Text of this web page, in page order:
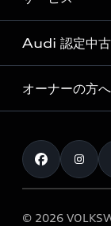
見積もり依頼
試乗予約
e-tronラインア
価格シミュレー
車両比較
カタログ一覧
純正アクセサリー
オンラインショッ
Audi collection
アウディナビア
サービス入庫予約
サービスプログラ
メンテナンス
車検 / 定期点検
e-tronアフター
Audi 認定中古
Audi認定中古車
クオリティ
保証
メンテナンス
オーナーの方
お知らせ
オーナー様向けキ
© 2026